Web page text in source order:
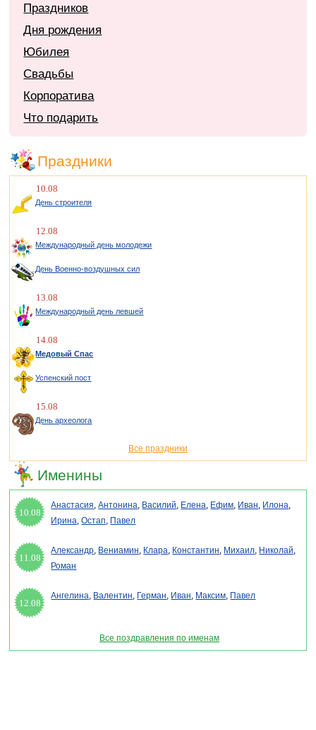
Праздников
Дня рождения
Юбилея
Свадьбы
Корпоратива
Что подарить
Праздники
10.08
День строителя
12.08
Международный день молодежи
День Военно-воздушных сил
13.08
Международный день левшей
14.08
Медовый Спас
Успенский пост
15.08
День археолога
Все праздники
Именины
10.08
Анастасия,Антонина, Василий, Елена, Ефим, Иван, Илона,
Ирина,Остап, Павел
11.08
Александр, Вениамин, Клара, Константин, Михаил, Николай,
Роман
12.08
Ангелина, Валентин, Герман, Иван, Максим, Павел
Все поздравления по именам